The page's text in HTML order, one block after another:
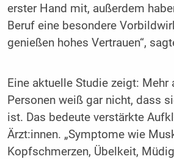
erster Hand mit, außerdem
Beruf eine besondere
genießen hohes Vertrauen“,
Eine aktuelle Studie zeigt:
Personen weiß gar nicht, dass
ist. Das bedeute verstärkte
Ärzt:innen. „Symptome wie
Kopfschmerzen, Übelkeit,